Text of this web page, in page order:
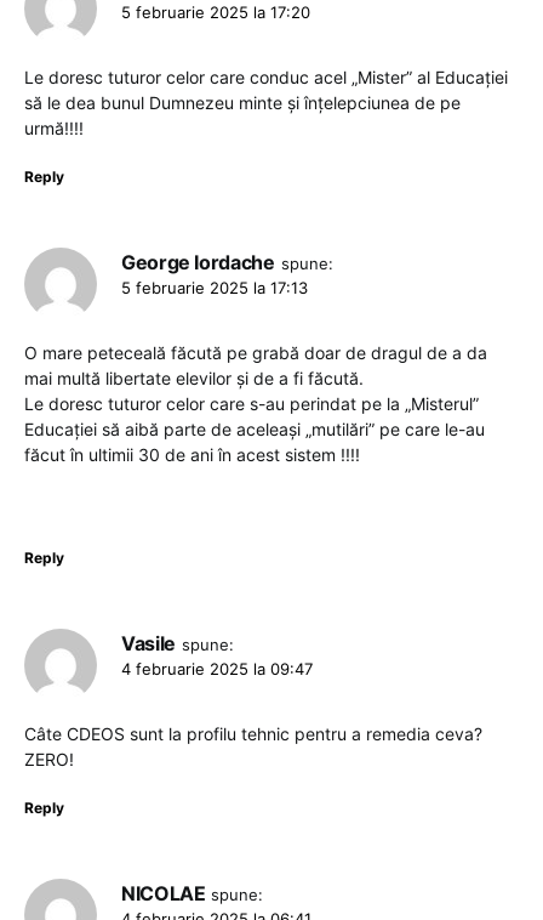
5 februarie 2025 la 17:20
Le doresc tuturor celor care conduc acel „Mister” al Educației
să le dea bunul Dumnezeu minte și înțelepciunea de pe
urmă!!!!
Reply
George Iordache spune:
5 februarie 2025 la 17:13
O mare peteceală făcută pe grabă doar de dragul de a da
mai multă libertate elevilor și de a fi făcută.
Le doresc tuturor celor care s-au perindat pe la „Misterul”
Educației să aibă parte de aceleași „mutilări” pe care le-au
făcut în ultimii 30 de ani în acest sistem !!!!
Reply
Vasile spune:
4 februarie 2025 la 09:47
Câte CDEOS sunt la profilu tehnic pentru a remedia ceva?
ZERO!
Reply
NICOLAE spune: